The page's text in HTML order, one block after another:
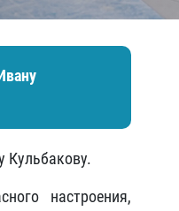
Кульбакову.
настроения,